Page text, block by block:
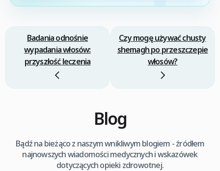
Badania odnośnie
wypadania włosów:
przyszłość leczenia
Czy mogę używać chusty
shemagh po przeszczepie
włosów?
Blog
Bądź na bieżąco z naszym wnikliwym blogiem - źródłem
najnowszych wiadomości medycznych i wskazówek
dotyczących opieki zdrowotnej.